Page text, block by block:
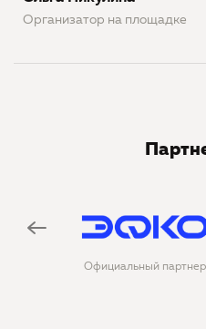
Организатор на площадке